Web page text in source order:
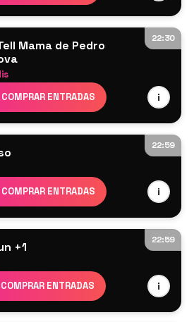
22:30
Mama de Pedro
ENTRADAS i
confirmar
22:59
ENTRADAS i
confirmar
22:59
+1
ENTRADAS i
Swim